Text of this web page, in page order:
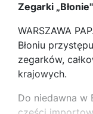
Zegarki
WARSZAWA
Błoniu
zegarków,
krajowych.
Do niedawna w